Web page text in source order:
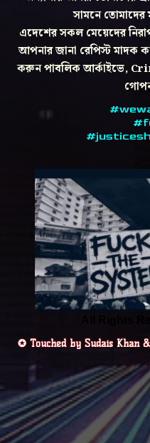
সামনে
এদেশের সকল মেয়েদের
আপনার জানা রেপিস্ট মাদক
করুন পাবলিক আর্কাইভে,
✪ Touched by Sudais Khan